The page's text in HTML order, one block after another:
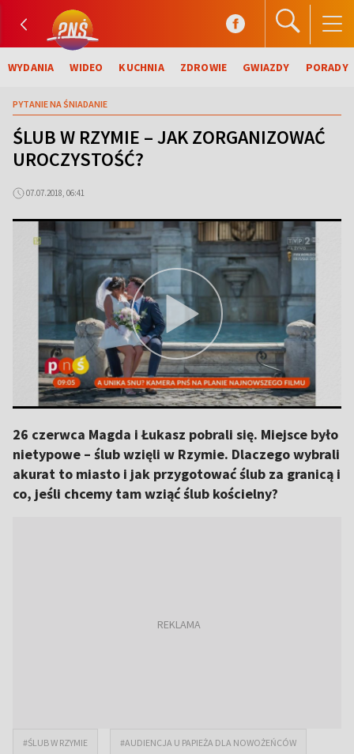
WYDANIA WIDEO KUCHNIA ZDROWIE GWIAZDY PORADY
PYTANIE NA ŚNIADANIE
ŚLUB W RZYMIE – JAK ZORGANIZOWAĆ
UROCZYSTOŚĆ?
07.07.2018, 06:41
26 czerwca Magda i Łukasz pobrali się. Miejsce było
nietypowe – ślub wzięli w Rzymie. Dlaczego wybrali
akurat to miasto i jak przygotować ślub za granicą i
co, jeśli chcemy tam wziąć ślub kościelny?
#ŚLUB W RZYMIE #AUDIENCJA U PAPIEŻA DLA NOWOŻEŃCÓW